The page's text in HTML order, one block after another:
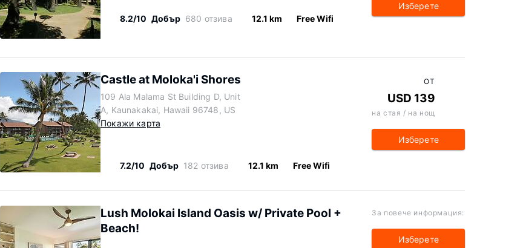
8.2/10 Добър 680 отзива 12.1 km Free Wifi
Изберете
Castle at Moloka'i Shores
109 Ala Malama St Building D, Unit
A, Kaunakakai, Hawaii 96748, US
Покажи карта
7.2/10 Добър 182 отзива 12.1 km Free Wifi
ОТ
USD 139
на стая / на нощ
Изберете
Lush Molokai Island Oasis w/ Private Pool +
Beach!
За повече информация:
Изберете